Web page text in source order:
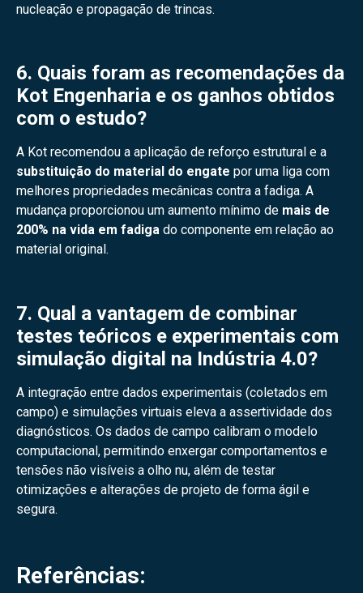
nucleação e propagação de trincas.
6. Quais foram as recomendações da
Kot Engenharia e os ganhos obtidos
com o estudo?
A Kot recomendou a aplicação de reforço estrutural e a
substituição do material do engate por uma liga com
melhores propriedades mecânicas contra a fadiga. A
mudança proporcionou um aumento mínimo de mais de
200% na vida em fadiga do componente em relação ao
material original.
7. Qual a vantagem de combinar
testes teóricos e experimentais com
simulação digital na Indústria 4.0?
A integração entre dados experimentais (coletados em
campo) e simulações virtuais eleva a assertividade dos
diagnósticos. Os dados de campo calibram o modelo
computacional, permitindo enxergar comportamentos e
tensões não visíveis a olho nu, além de testar
otimizações e alterações de projeto de forma ágil e
segura.
Referências: